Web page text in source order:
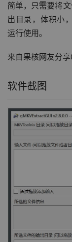
简单，只需要将
出目录，体积小
运行使用。
来自果核网友分
软件截图